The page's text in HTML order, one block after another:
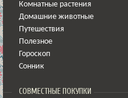
Комнатные растения
Домашние животные
Путешествия
Полезное
Гороскоп
Сонник
СОВМЕСТНЫЕ ПОКУПКИ